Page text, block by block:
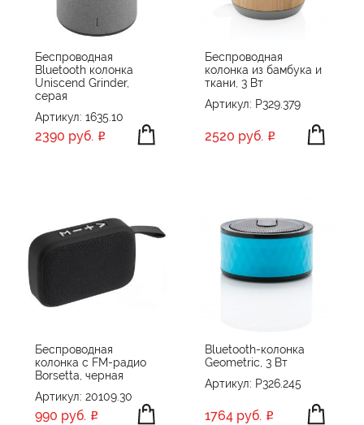
CANYON
Evolt
GoGadget
Happy gifts
Indivo
Rombica
smart
Stride
Uniscend
VK
ПРИМЕНИТЬ
Беспроводная
Bluetooth колонка
Uniscend Grinder,
серая
Артикул: 1635.10
2390 руб.
Беспроводная
колонка из бамбука и
ткани, 3 Вт
Артикул: P329.379
2520 руб.
Беспроводная
колонка с FM-радио
Borsetta, черная
Артикул: 20109.30
990 руб.
Bluetooth-колонка
Geometric, 3 Вт
Артикул: P326.245
1764 руб.